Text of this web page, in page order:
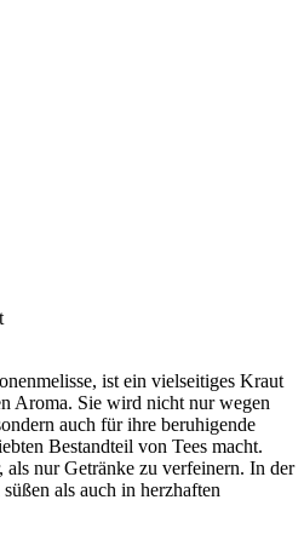
ist ein vielseitiges Kraut
Aroma. Sie wird nicht nur wegen
auch für ihre beruhigende
Bestandteil von Tees macht.
nur Getränke zu verfeinern. In der
als auch in herzhaften